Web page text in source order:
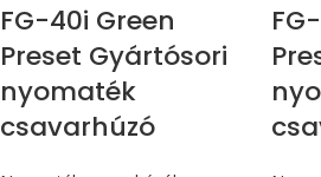
FG-40i Green
Preset Gyártósori
nyomaték
csavarhúzó